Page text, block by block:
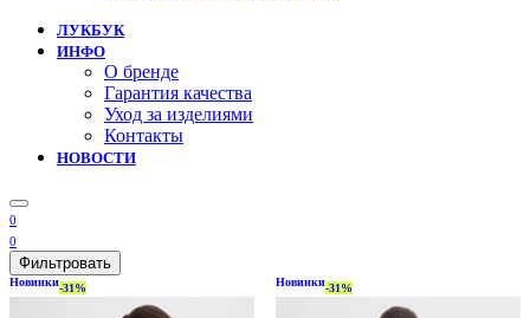
ЛУКБУК
ИНФО
О бренде
Гарантия качества
Уход за изделиями
Контакты
НОВОСТИ
0
0
Фильтровать
-31%
Новинки -31%
Новинки